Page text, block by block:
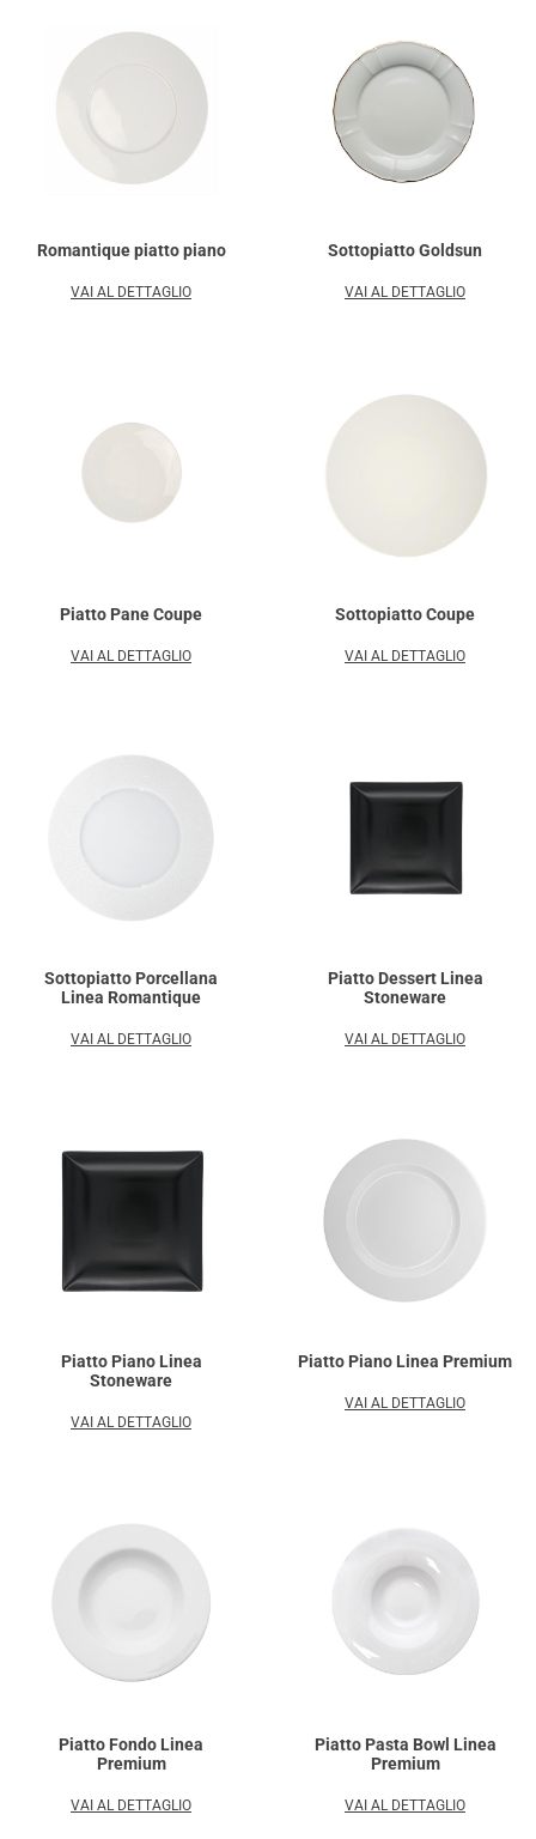
Romantique piatto piano
VAI AL DETTAGLIO
Sottopiatto Goldsun
VAI AL DETTAGLIO
Piatto Pane Coupe
VAI AL DETTAGLIO
Sottopiatto Coupe
VAI AL DETTAGLIO
Sottopiatto Porcellana
Linea Romantique
VAI AL DETTAGLIO
Piatto Dessert Linea
Stoneware
VAI AL DETTAGLIO
Piatto Piano Linea
Stoneware
VAI AL DETTAGLIO
Piatto Piano Linea Premium
VAI AL DETTAGLIO
Piatto Fondo Linea
Premium
VAI AL DETTAGLIO
Piatto Pasta Bowl Linea
Premium
VAI AL DETTAGLIO